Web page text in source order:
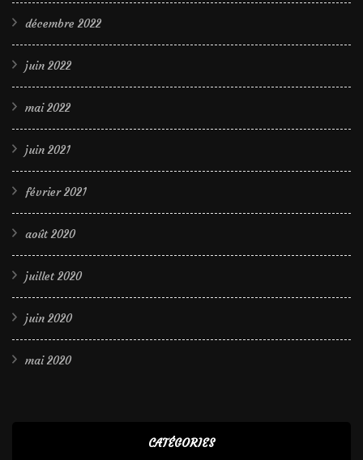
décembre 2022
juin 2022
mai 2022
juin 2021
février 2021
août 2020
juillet 2020
juin 2020
mai 2020
CATÉGORIES